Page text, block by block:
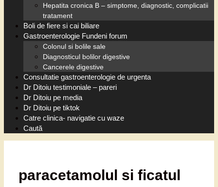
Hepatita cronica B – simptome, diagnostic, complicatii
tratament
Boli de fiere si cai biliare
Gastroenterologie Fundeni forum
Colonul si bolile sale
Diagnosticul bolilor digestive
Cancerele digestive
Consultatie gastroenterologie de urgenta
Dr Ditoiu testimoniale – pareri
Dr Ditoiu pe media
Dr Ditoiu pe tiktok
Catre clinica- navigatie cu waze
Caută
paracetamolul si ficatul